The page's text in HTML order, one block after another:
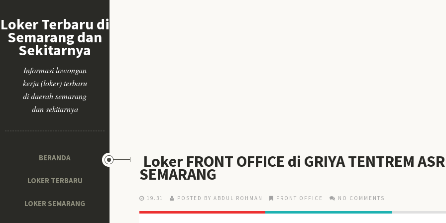
Loker Terbaru di
Semarang dan
Sekitarnya
Informasi lowongan
kerja (loker) terbaru
di daerah semarang
dan sekitarnya
BERANDA
LOKER TERBARU
LOKER SEMARANG
Loker FRONT OFFICE di GRIYA TENTREM
SEMARANG
19.31 POSTED BY ABDUL ROHMAN FRONT OFFICE NO COMMENTS